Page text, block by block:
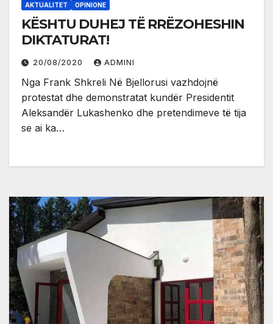
AKTUALITET OPINIONE
KËSHTU DUHEJ TË RRËZOHESHIN
DIKTATURAT!
20/08/2020 ADMINI
Nga Frank Shkreli Në Bjellorusi vazhdojnë
protestat dhe demonstratat kundër Presidentit
Aleksandër Lukashenko dhe pretendimeve të tija
se ai ka…